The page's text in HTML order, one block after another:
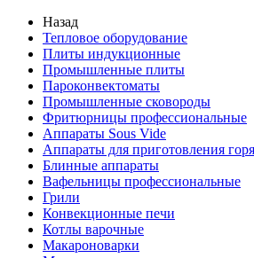
Назад
Тепловое оборудование
Плиты индукционные
Промышленные плиты
Пароконвектоматы
Промышленные сковороды
Фритюрницы профессиональные
Аппараты Sous Vide
Аппараты для приготовления
Блинные аппараты
Вафельницы профессиональные
Грили
Конвекционные печи
Котлы варочные
Макароноварки